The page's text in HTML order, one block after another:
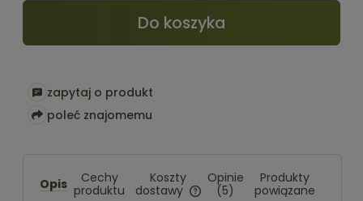
Do koszyka
zapytaj o produkt
poleć znajomemu
Opis
Cechy
produktu
Koszty
dostawy
Opinie
(5)
Produkty
powiązane